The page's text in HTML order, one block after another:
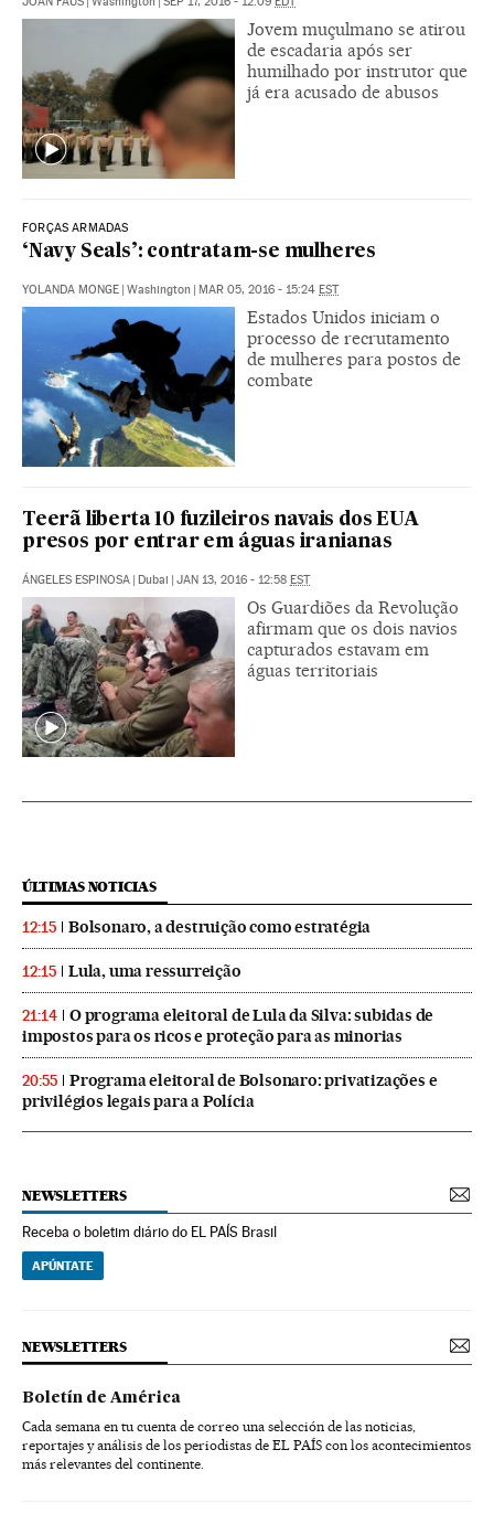
Jovem muçulmano se atirou
de escadaria após ser
humilhado por instrutor que
já era acusado de abusos
FORÇAS ARMADAS
‘Navy Seals’: contratam-se mulheres
YOLANDA MONGE Washington MAR 05, 2016 - 15:24 EST
Estados Unidos iniciam o
processo de recrutamento
de mulheres para postos de
combate
Teerã liberta 10 fuzileiros navais dos EUA
presos por entrar em águas iranianas
ÁNGELES ESPINOSA | Dubai | JAN 13, 2016 - 12:58 EST
Os Guardiões da Revolução
afirmam que os dois navios
capturados estavam em
águas territoriais
ÚLTIMAS NOTICIAS
12:15 Bolsonaro, a destruição como estratégia
12:15 Lula, uma ressurreição
21:14
O programa eleitoral de Lula da Silva: subidas de
impostos para os ricos e proteção para as minorias
20:55
Programa eleitoral de Bolsonaro: privatizações e
privilégios legais para a Polícia
NEWSLETTERS
Receba o boletim diário do EL PAÍS Brasil
APÚNTATE
NEWSLETTERS
Boletín de América
Cada semana en tu cuenta de correo una selección de las noticias,
reportajes y análisis de los periodistas de EL PAÍS con los acontecimientos
más relevantes del continente.